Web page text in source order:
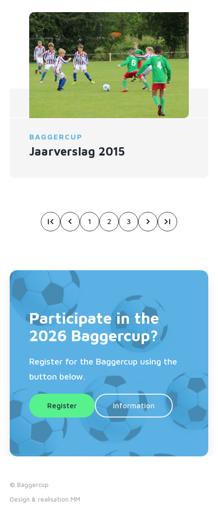
BAGGERCUP
Jaarverslag 2015
1 2 3
Participate in the
2026 Baggercup?
Register for the Baggercup using the
button below.
Register Information
© Baggercup
Design & realisation MM